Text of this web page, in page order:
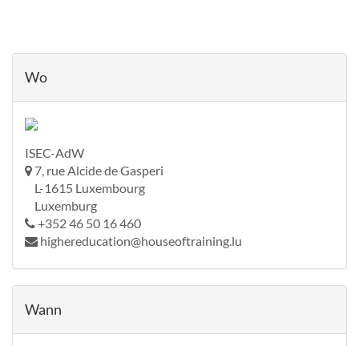
Wo
ISEC-AdW
7, rue Alcide de Gasperi
L-1615 Luxembourg
Luxemburg
+352 46 50 16 460
highereducation@houseoftraining.lu
Wann